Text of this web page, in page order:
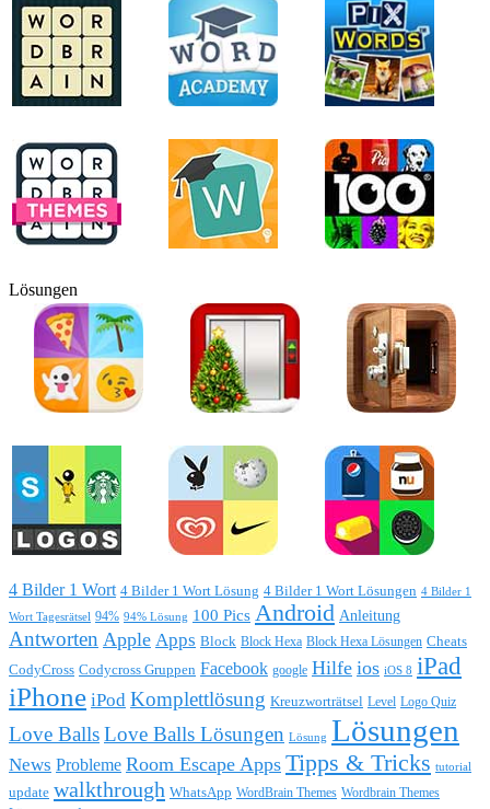
Lösungen
4 Bilder 1 Wort 4 Bilder 1 Wort Lösung 4 Bilder 1 Wort Lösungen 4 Bilder 1
Wort Tagesrätsel 94% 94% Lösung 100 Pics Android Anleitung
Antworten Apple Apps Block Block Hexa Block Hexa Lösungen Cheats
CodyCross Codycross Gruppen Facebook google Hilfe ios iOS 8 iPad
iPhone iPod Komplettlösung Kreuzworträtsel Level Logo Quiz
Love BallsLove Balls Lösungen Lösung Lösungen
News Probleme Room Escape Apps Tipps & Tricks tutorial
update walkthrough WhatsApp WordBrain Themes Wordbrain Themes